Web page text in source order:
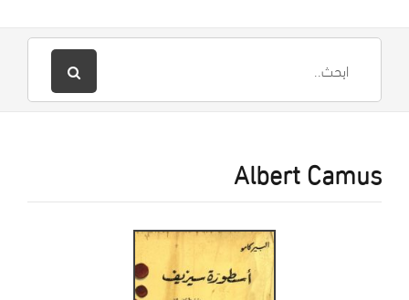
Albert Camus